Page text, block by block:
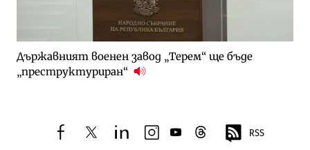
Държавният военен завод „Терем“ ще бъде
„преструктуриран“
facebooktwitterlinkedininstagram
youtubethreads RSS